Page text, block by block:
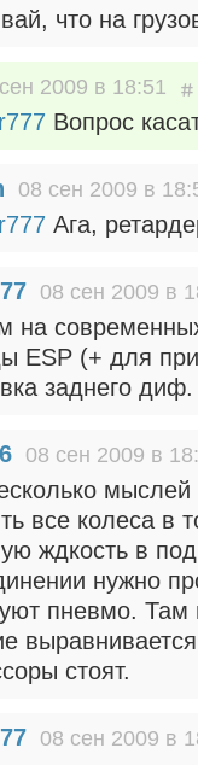
что на
2009 в 18:51
Вопрос
08 сен 2009 в
Ага,
08 сен 2009 в
на
ESP (+ для
заднего диф.
08 сен 2009 в
все колеса в
ждкость в
нужно
пневмо.
стоят.
08 сен 2009 в